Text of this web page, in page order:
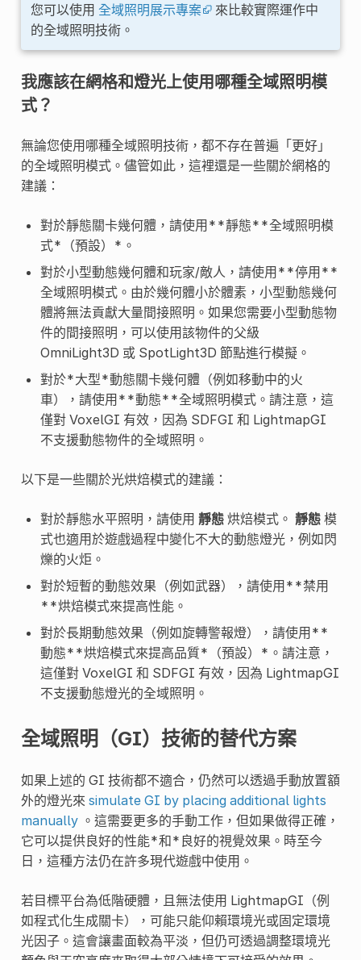
您可以使用 全域照明展示專案
來比較實際運作中
的全域照明技術。
我應該在網格和燈光上使用哪種全域照明模
式？
無論您使用哪種全域照明技術，都不存在普遍「更好」
的全域照明模式。儘管如此，這裡還是一些關於網格的
建議：
對於靜態關卡幾何體，請使用**靜態**全域照明模
式*（預設）*。
對於小型動態幾何體和玩家/敵人，請使用**停用**
全域照明模式。由於幾何體小於體素，小型動態幾何
體將無法貢獻大量間接照明。如果您需要小型動態物
件的間接照明，可以使用該物件的父級
OmniLight3D 或 SpotLight3D 節點進行模擬。
對於*大型*動態關卡幾何體（例如移動中的火
車），請使用**動態**全域照明模式。請注意，這
僅對 VoxelGI 有效，因為 SDFGI 和 LightmapGI
不支援動態物件的全域照明。
以下是一些關於光烘焙模式的建議：
對於靜態水平照明，請使用 靜態烘焙模式。 靜態模
式也適用於遊戲過程中變化不大的動態燈光，例如閃
爍的火炬。
對於短暫的動態效果（例如武器），請使用**禁用
**烘焙模式來提高性能。
對於長期動態效果（例如旋轉警報燈），請使用**
動態**烘焙模式來提高品質*（預設）*。請注意，
這僅對 VoxelGI 和 SDFGI 有效，因為 LightmapGI
不支援動態燈光的全域照明。
全域照明（GI）技術的替代方案
如果上述的 GI 技術都不適合，仍然可以透過手動放置額
外的燈光來 simulate GI by placing additional lights
manually。這需要更多的手動工作，但如果做得正確，
它可以提供良好的性能*和*良好的視覺效果。時至今
日，這種方法仍在許多現代遊戲中使用。
若目標平台為低階硬體，且無法使用 LightmapGI（例
如程式化生成關卡），可能只能仰賴環境光或固定環境
光因子。這會讓畫面較為平淡，但仍可透過調整環境光